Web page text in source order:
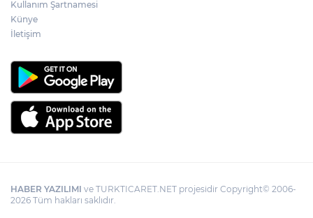
Kullanım Şartnamesi
Künye
İletişim
HABER YAZILIMI ve TURKTICARET.NET projesidir Copyright© 2006-
2026 Tüm hakları saklıdır.